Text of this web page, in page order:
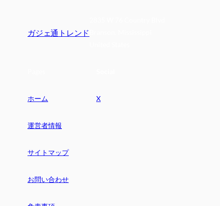
ガジェ通トレンド
ホーム
運営者情報
サイトマップ
お問い合わせ
X